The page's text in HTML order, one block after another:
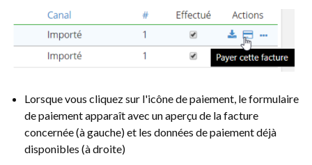
Lorsque vous cliquez sur l'icône de paiement, le formulaire
de paiement apparaît avec un aperçu de la facture
concernée (à gauche) et les données de paiement déjà
disponibles (à droite)